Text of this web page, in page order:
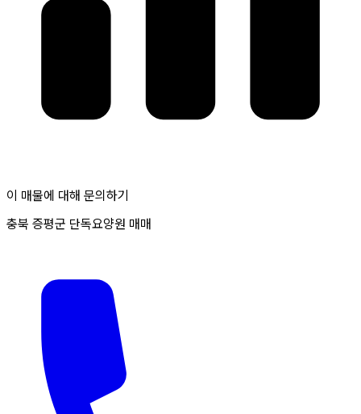
이 매물에 대해 문의하기
충북 증평군 단독요양원 매매